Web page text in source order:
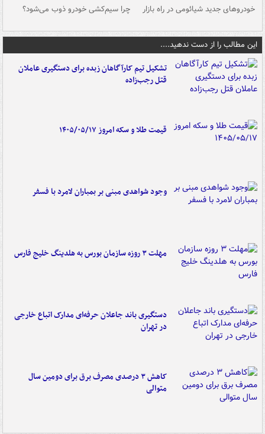
خودروهای جدید شیائومی در راه بازار چرا سیم‌کشی خودرو ذوب می‌شود؟
این مطالب را از دست ندهید....
تشکیل تیم کارآگاهان زبده برای دستگیری عاملان
قتل رجب‌زاده
قیمت طلا و سکه امروز ۱۴۰۵/۰۵/۱۷
وجود شواهدی مبنی بر بمباران لامرد با فسفر
مهلت ۳ روزه سازمان بورس به هلدینگ خلیج فارس
دستگیری باند جاعلان حرفه‌ای مدارک اتباع خارجی
در تهران
کاهش ۳ درصدی مصرف برق برای دومین سال
متوالی